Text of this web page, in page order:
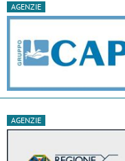
AGENZIE
AGENZIE